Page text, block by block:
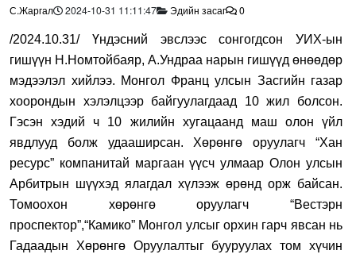
С.Жаргал 2024-10-31 11:11:47 Эдийн засаг 0
/2024.10.31/ Үндэсний эвслээс сонгогдсон УИХ-ын
гишүүн Н.Номтойбаяр, А.Ундраа нарын гишүүд өнөөдөр
мэдээлэл хийлээ. Монгол Франц улсын Засгийн газар
хоорондын хэлэлцээр байгуулагдаад 10 жил болсон.
Гэсэн хэдий ч 10 жилийн хугацаанд маш олон үйл
явдлууд болж удааширсан. Хөрөнгө оруулагч “Хан
ресурс” компанитай маргаан үүсч улмаар Олон улсын
Арбитрын шүүхэд ялагдал хүлээж өрөнд орж байсан.
Томоохон хөрөнгө оруулагч “Вестэрн
проспектор”,“Камико” Монгол улсыг орхин гарч явсан нь
Гадаадын Хөрөнгө Оруулалтыг бууруулах том хүчин